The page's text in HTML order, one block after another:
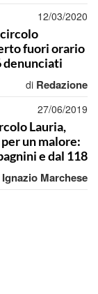
12/03/2020
fuori orario
denunciati
di Redazione
27/06/2019
Lauria,
un malore:
e dal 118
Ignazio Marchese